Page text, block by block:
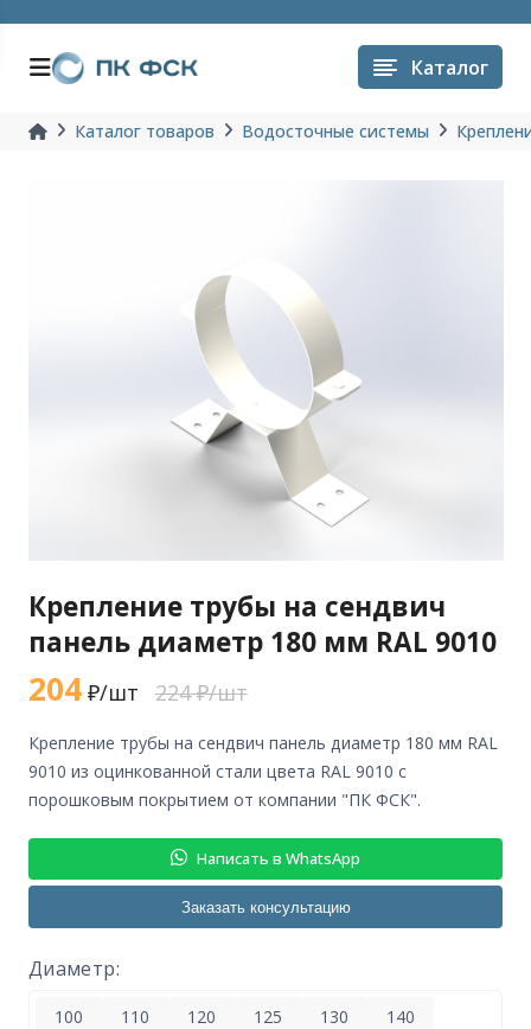
Каталог
Каталог товаров Водосточные системы
Крепление трубы на сендвич
панель диаметр 180 мм RAL 9010
204₽/шт 224 ₽/шт
крепление трубы на сендвич панель диаметр 180 мм RAL
9010 из оцинкованной стали цвета RAL 9010 с
порошковым покрытием от компании "ПК ФСК".
Написать в WhatsApp
Заказать консультацию
Диаметр:
100 110 120 125 130
140